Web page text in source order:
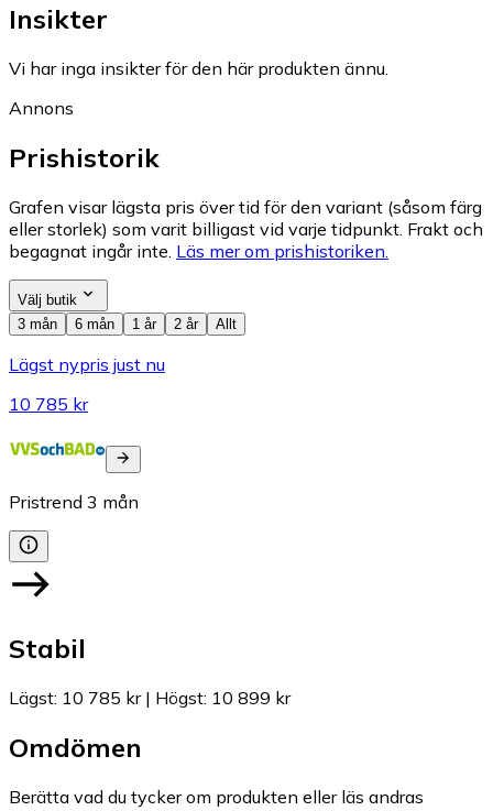
Insikter
Vi har inga insikter för den här produkten ännu.
Annons
Prishistorik
Grafen visar lägsta pris över tid för den variant (såsom färg
eller storlek) som varit billigast vid varje tidpunkt. Frakt och
begagnat ingår inte. Läs mer om prishistoriken.
Välj butik
3 mån
6 mån 1 år 2 år Allt
Lägst nypris just nu
10 785 kr
Pristrend 3 mån
Stabil
Lägst: 10 785 kr| Högst: 10 899 kr
Omdömen
Berätta vad du tycker om produkten eller läs andras